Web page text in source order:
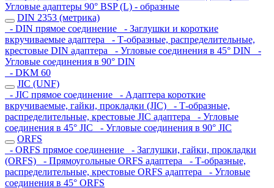
Угловые адаптеры 90° BSP (L) - образные
DIN 2353 (метрика)
- DIN прямое соединение
- Заглушки и короткие
вкручиваемые адаптера
- Т-образные, распределительные,
крестовые DIN адаптера
- Угловые соединения в 45° DIN
-
Угловые соединения в 90° DIN
- DKM 60
JIC (UNF)
- JIC прямое соединение
- Адаптера короткие
вкручиваемые, гайки, прокладки (JIC)
- Т-образные,
распределительные, крестовые JIC адаптера
- Угловые
соединения в 45° JIC
- Угловые соединения в 90° JIC
ORFS
- ORFS прямое соединение
- Заглушки, гайки, прокладки
(ORFS)
- Прямоугольные ORFS адаптера
- Т-образные,
распределительные, крестовые ORFS адаптера
- Угловые
соединения в 45° ORFS